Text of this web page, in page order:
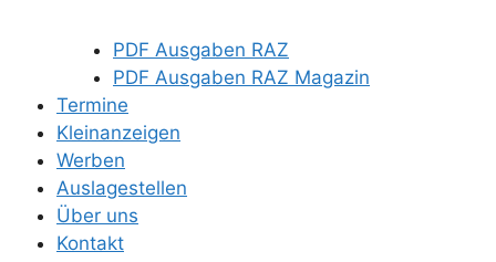
PDF Ausgaben RAZ
PDF Ausgaben RAZ Magazin
Termine
Kleinanzeigen
Werben
Auslagestellen
Über uns
Kontakt